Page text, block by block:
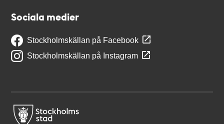
Sociala medier
Stockholmskällan på Facebook
Stockholmskällan på Instagram